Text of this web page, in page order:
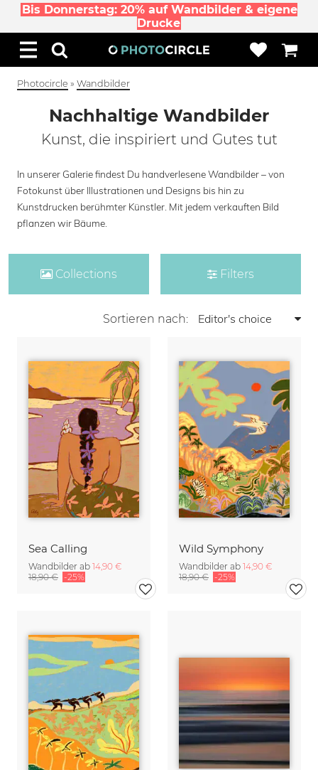
Bis Donnerstag: 20% auf Wandbilder & eigene
Drucke
Photocircle » Wandbilder
Nachhaltige Wandbilder
Kunst, die inspiriert und Gutes tut
In unserer Galerie findest Du handverlesene Wandbilder – von
Fotokunst über Illustrationen und Designs bis hin zu
Kunstdrucken berühmter Künstler. Mit jedem verkauften Bild
pflanzen wir Bäume.
Collections Filters
Sortieren nach:
Sea Calling
Wandbilder ab 14,90 €
18,90 € -25%
Wild Symphony
Wandbilder ab 14,90 €
18,90 € -25%